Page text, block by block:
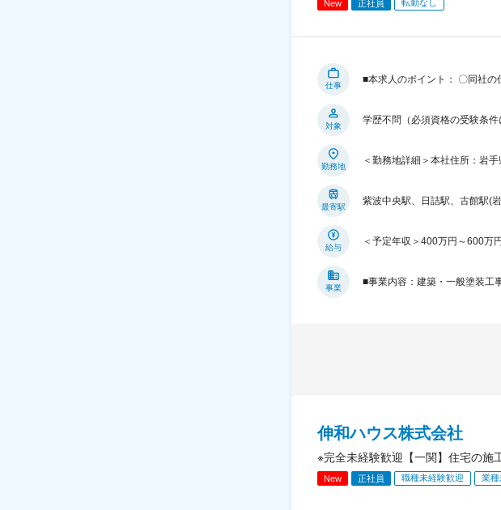
New 正社員 転勤なし
仕事
■本求人のポイント： 〇同社
対象
学歴不問（必須資格の受験条件
勤務地
＜勤務地詳細＞本社住所：岩
最寄駅
紫波中央駅、日詰駅、古館駅(
給与
＜予定年収＞400万円～600万
事業
■事業内容：建築・一般塗装工
伸和ハウス株式会社
※完全未経験歓迎【一関】住宅の
New 正社員 職種未経験歓迎 業種